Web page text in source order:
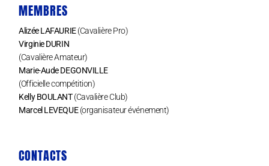
MEMBRES
Alizée LAFAURIE(Cavalière Pro)
Virginie DURIN
(Cavalière Amateur)
Marie-Aude DEGONVILLE
(Officielle compétition)
Kelly BOULANT(Cavalière Club)
Marcel LEVEQUE(organisateur événement)
CONTACTS